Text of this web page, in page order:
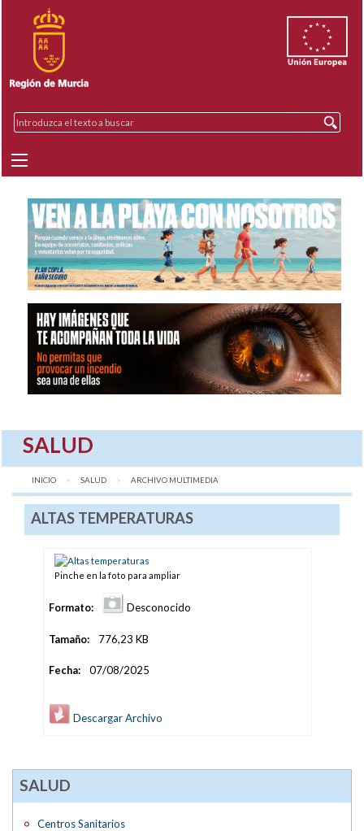
SALUD
INICIO SALUD AQUÍ:
ARCHIVO MULTIMEDIA
ALTAS TEMPERATURAS
Pinche en la foto para ampliar
Formato: Desconocido
Tamaño: 776,23 KB
Fecha: 07/08/2025
Descargar Archivo
SALUD
Centros Sanitarios